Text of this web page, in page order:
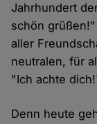
Jahrhundert
schön
aller
neutralen, für
"Ich achte
Denn heute